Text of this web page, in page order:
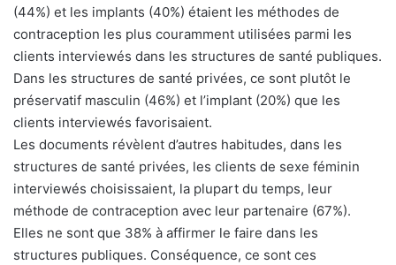
(44%) et les implants (40%) étaient les méthodes de
contraception les plus couramment utilisées parmi les
clients interviewés dans les structures de santé publiques.
Dans les structures de santé privées, ce sont plutôt le
préservatif masculin (46%) et l’implant (20%) que les
clients interviewés favorisaient.
Les documents révèlent d’autres habitudes, dans les
structures de santé privées, les clients de sexe féminin
interviewés choisissaient, la plupart du temps, leur
méthode de contraception avec leur partenaire (67%).
Elles ne sont que 38% à affirmer le faire dans les
structures publiques. Conséquence, ce sont ces